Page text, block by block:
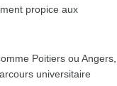
propice aux
Poitiers ou Angers,
universitaire